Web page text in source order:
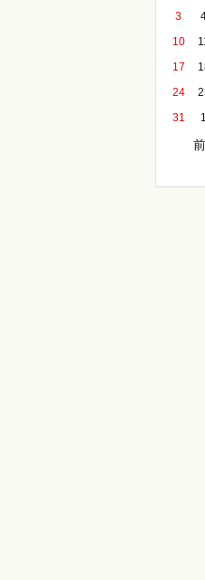
3
10
17
24
31
1